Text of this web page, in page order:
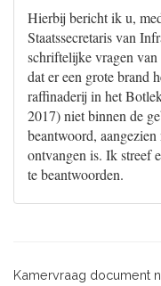
Hierbij bericht ik u,
Staatssecretaris van
schriftelijke vragen
dat er een grote brand
raffinaderij in het
2017) niet binnen de
beantwoord,
ontvangen is. Ik streef
te beantwoorden.
Kamervraag document